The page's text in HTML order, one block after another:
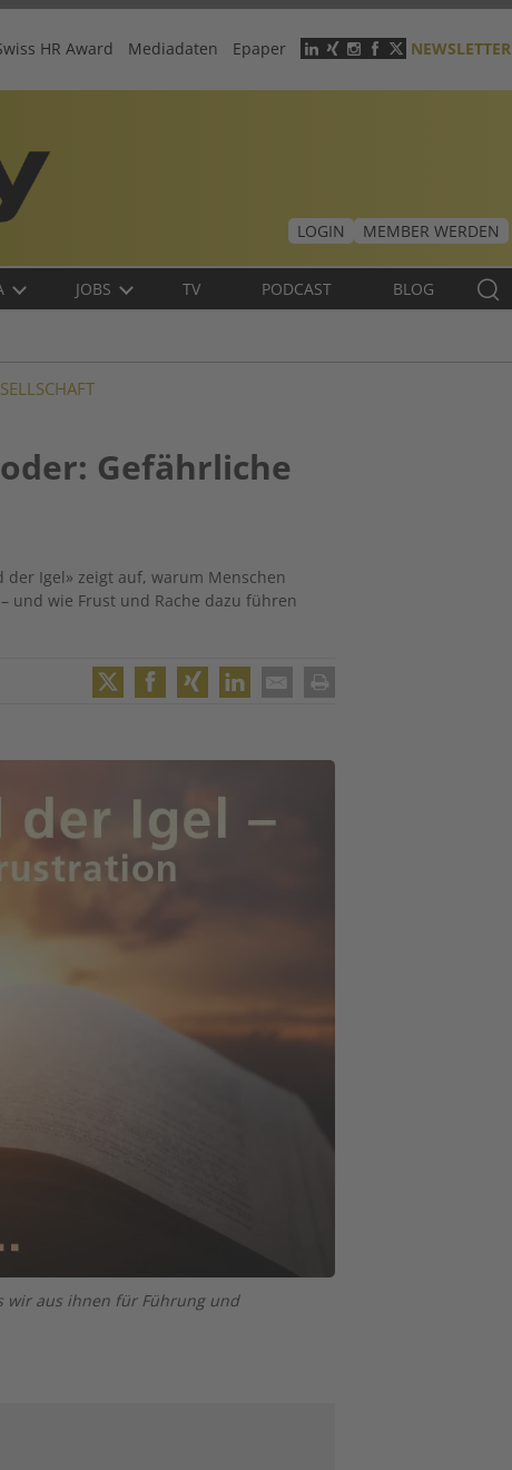
Header
menu
HR Award Mediadaten Epaper NEWSLETTER
LOGIN
MEMBER WERDEN
JOBS TV PODCAST BLOG
Gefährliche
Igel» zeigt auf, warum Menschen
und wie Frust und Rache dazu führen
wir aus ihnen für Führung und